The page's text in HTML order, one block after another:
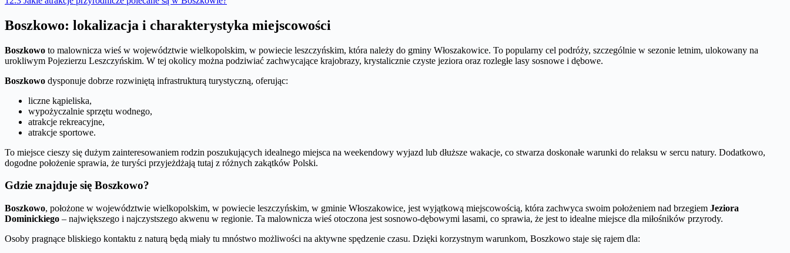
Boszkowo: lokalizacja i charakterystyka miejscowości
Boszkowo to malownicza wieś w województwie wielkopolskim, w powiecie leszczyńskim, która należy do gminy Włoszakowice. To popularny cel podróży, szczególnie w sezonie letnim, ulokowany na
urokliwym Pojezierzu Leszczyńskim. W tej okolicy można podziwiać zachwycające krajobrazy, krystalicznie czyste jeziora oraz rozległe lasy sosnowe i dębowe.
Boszkowo dysponuje dobrze rozwiniętą infrastrukturą turystyczną, oferując:
liczne kąpieliska,
wypożyczalnie sprzętu wodnego,
atrakcje rekreacyjne,
atrakcje sportowe.
To miejsce cieszy się dużym zainteresowaniem rodzin poszukujących idealnego miejsca na weekendowy wyjazd lub dłuższe wakacje, co stwarza doskonałe warunki do relaksu w sercu natury. Dodatkowo,
dogodne położenie sprawia, że turyści przyjeżdżają tutaj z różnych zakątków Polski.
Gdzie znajduje się Boszkowo?
Boszkowo, położone w województwie wielkopolskim, w powiecie leszczyńskim, w gminie Włoszakowice, jest wyjątkową miejscowością, która zachwyca swoim położeniem nad brzegiem Jeziora
Dominickiego – największego i najczystszego akwenu w regionie. Ta malownicza wieś otoczona jest sosnowo-dębowymi lasami, co sprawia, że jest to idealne miejsce dla miłośników przyrody.
Osoby pragnące bliskiego kontaktu z naturą będą miały tu mnóstwo możliwości na aktywne spędzenie czasu. Dzięki korzystnym warunkom, Boszkowo staje się rajem dla: